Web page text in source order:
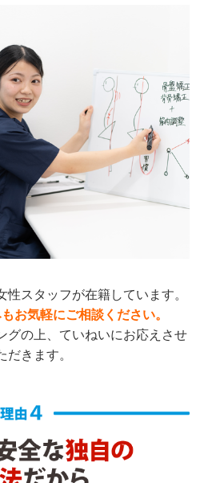
スタッフが在籍しています。
お気軽にご相談ください。
グの上、ていねいにお応えさせ
だきます。